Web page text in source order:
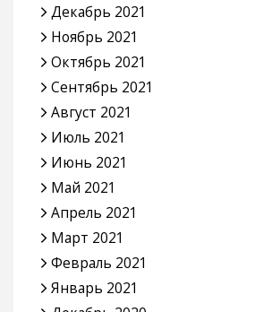
Декабрь 2021
Ноябрь 2021
Октябрь 2021
Сентябрь 2021
Август 2021
Июль 2021
Июнь 2021
Май 2021
Апрель 2021
Март 2021
Февраль 2021
Январь 2021